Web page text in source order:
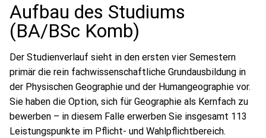
Aufbau des Studiums
(BA/BSc Komb)
Der Studienverlauf sieht in den ersten vier Semestern
primär die rein fachwissenschaftliche Grundausbildung in
der Physischen Geographie und der Humangeographie vor.
Sie haben die Option, sich für Geographie als Kernfach zu
bewerben – in diesem Falle erwerben Sie insgesamt 113
Leistungspunkte im Pflicht- und Wahlpflichtbereich.